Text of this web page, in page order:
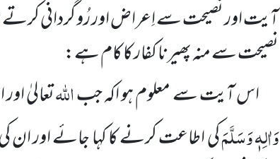
آیت اور نصیحت سے اِعراض اور رُو گردانی
نصیحت سے منہ پھیرنا کفار کا کام ہے:
اس آیت سے معلوم ہو اکہ جباللہتعالیٰ
وَاٰلِہٖ وَسَلَّمَکی اطاعت کرنے کا کہا جائے اور